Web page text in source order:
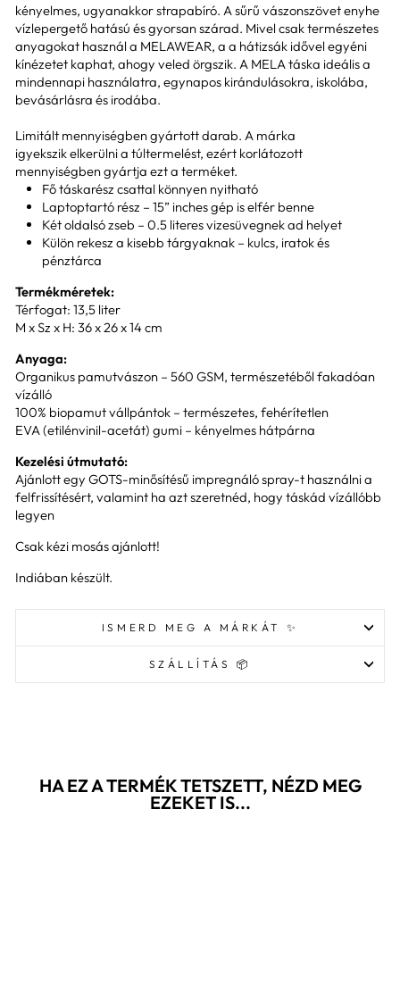
kényelmes, ugyanakkor strapabíró. A sűrű vászonszövet enyhe
vízlepergető hatású és gyorsan szárad. Mivel csak természetes
anyagokat használ a MELAWEAR, a a hátizsák idővel egyéni
kínézetet kaphat, ahogy veled örgszik. A MELA táska ideális a
mindennapi használatra, egynapos kirándulásokra, iskolába,
bevásárlásra és irodába.
Limitált mennyiségben gyártott darab. A márka
igyekszik elkerülni a túltermelést, ezért korlátozott
mennyiségben gyártja ezt a terméket.
Fő táskarész csattal könnyen nyitható
Laptoptartó rész – 15” inches gép is elfér benne
Két oldalsó zseb – 0.5 literes vizesüvegnek ad helyet
Külön rekesz a kisebb tárgyaknak – kulcs, iratok és
pénztárca
Termékméretek:
Térfogat: 13,5 liter
M x Sz x H: 36 x 26 x 14 cm
Anyaga:
Organikus pamutvászon – 560 GSM, természetéből fakadóan
vízálló
100% biopamut vállpántok – természetes, fehérítetlen
EVA (etilénvinil-acetát) gumi – kényelmes hátpárna
Kezelési útmutató:
Ajánlott egy GOTS-minősítésű impregnáló spray-t használni a
felfrissítésért, valamint ha azt szeretnéd, hogy táskád vízállóbb
legyen
Csak kézi mosás ajánlott!
Indiában készült.
ISMERD MEG A MÁRKÁT ✨
SZÁLLÍTÁS 📦
HA EZ A TERMÉK TETSZETT, NÉZD MEG
EZEKET IS...